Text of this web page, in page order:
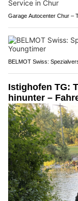
Garage Autocenter Chur –
BELMOT Swiss:
Istighofen TG:
hinunter –